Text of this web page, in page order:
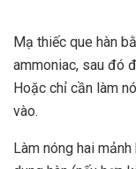
Mạ thiếc que hàn
ammoniac, sau đó
Hoặc chỉ cần làm
vào.
Làm nóng hai